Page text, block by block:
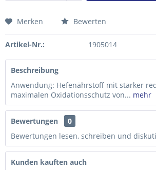
Preis anfragen
Merken Bewerten
Artikel-Nr.: 1905014
Beschreibung
Anwendung: Hefenährstoff mit starker
maximalen Oxidationsschutz von... mehr
Bewertungen
0
Bewertungen lesen, schreiben und
Kunden kauften auch